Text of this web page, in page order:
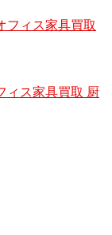
フィス家具買取
ィス家具買取 厨